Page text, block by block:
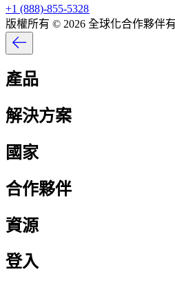
+1 (888)-855-5328​​
版權所有 © 2026 全球化合作夥伴
產品​​
解決方案​​
國家​​
合作夥伴​​
資源​​
登入​​